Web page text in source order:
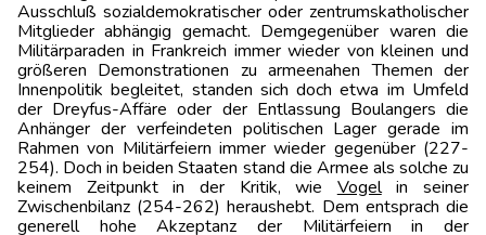
Ausschluß sozialdemokratischer oder zentrumskatholischer
Mitglieder abhängig gemacht. Demgegenüber waren die
Militärparaden in Frankreich immer wieder von kleinen und
größeren Demonstrationen zu armeenahen Themen der
Innenpolitik begleitet, standen sich doch etwa im Umfeld
der Dreyfus-Affäre oder der Entlassung Boulangers die
Anhänger der verfeindeten politischen Lager gerade im
Rahmen von Militärfeiern immer wieder gegenüber (227-
254). Doch in beiden Staaten stand die Armee als solche zu
keinem Zeitpunkt in der Kritik, wie Vogelin seiner
Zwischenbilanz (254-262) heraushebt. Dem entsprach die
generell hohe Akzeptanz der Militärfeiern in der